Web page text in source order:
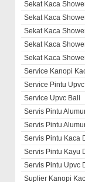
Sekat Kaca
Sekat Kaca
Sekat Kaca
Sekat Kaca
Sekat Kaca
Service Kanopi
Service Pintu Upvc
Service Upvc Bali
Servis Pintu
Servis Pintu
Servis Pintu Kaca
Servis Pintu Kayu
Servis Pintu Upvc
Suplier Kanopi